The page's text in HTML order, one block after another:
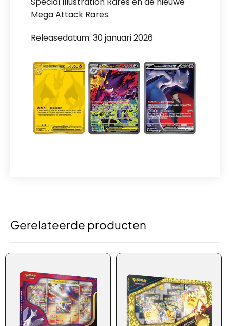
Mega Attack Rares.
Releasedatum: 30 januari 2026
Gerelateerde producten